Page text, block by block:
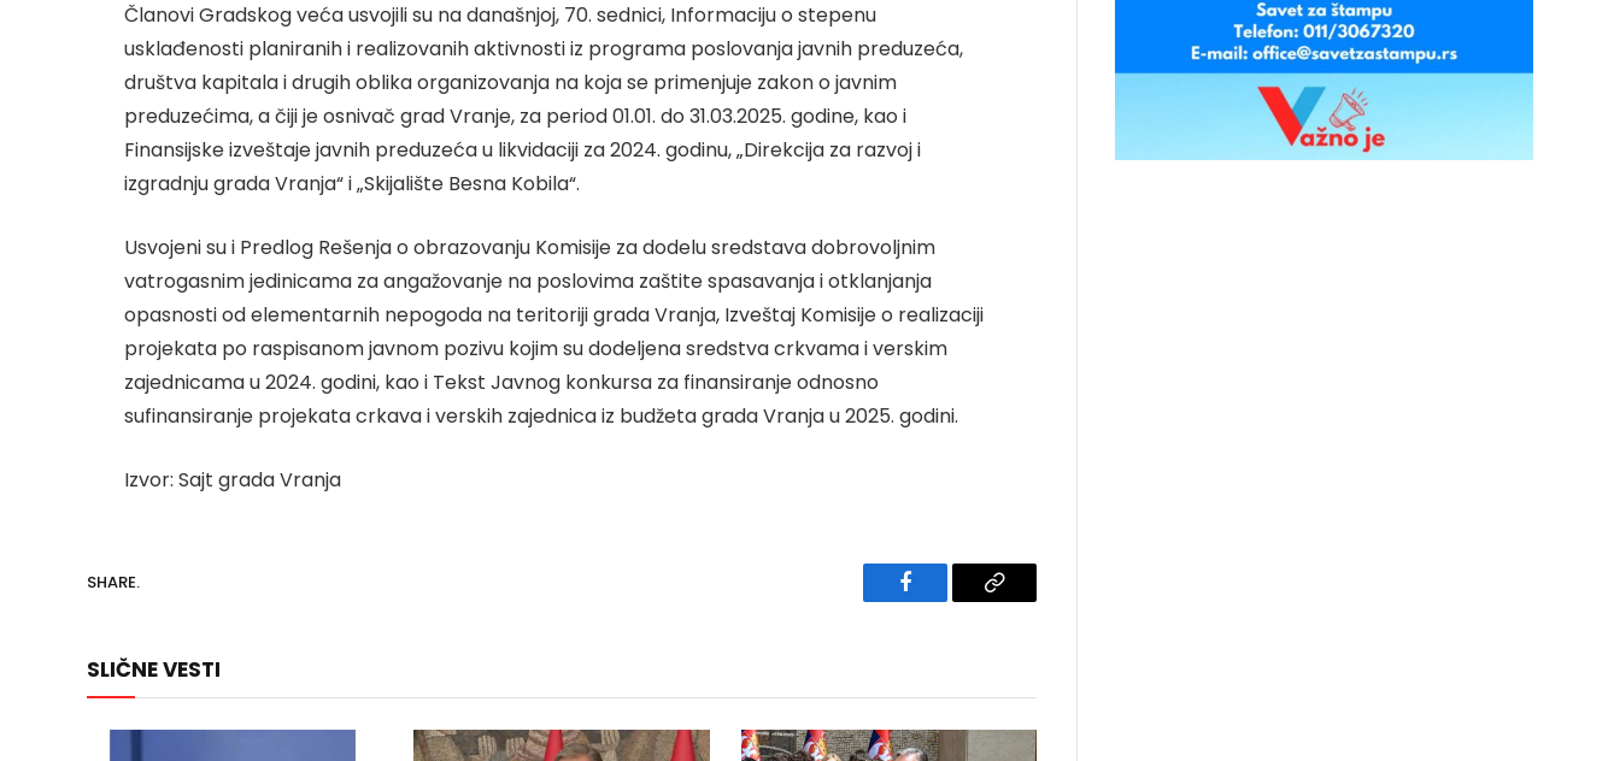
Članovi Gradskog veća usvojili su na današnjoj, 70. sednici, Informaciju o stepenu
usklađenosti planiranih i realizovanih aktivnosti iz programa poslovanja javnih preduzeća,
društva kapitala i drugih oblika organizovanja na koja se primenjuje zakon o javnim
preduzećima, a čiji je osnivač grad Vranje, za period 01.01. do 31.03.2025. godine, kao i
Finansijske izveštaje javnih preduzeća u likvidaciji za 2024. godinu, „Direkcija za razvoj i
izgradnju grada Vranja“ i „Skijalište Besna Kobila“.
Usvojeni su i Predlog Rešenja o obrazovanju Komisije za dodelu sredstava dobrovoljnim
vatrogasnim jedinicama za angažovanje na poslovima zaštite spasavanja i otklanjanja
opasnosti od elementarnih nepogoda na teritoriji grada Vranja, Izveštaj Komisije o realizaciji
projekata po raspisanom javnom pozivu kojim su dodeljena sredstva crkvama i verskim
zajednicama u 2024. godini, kao i Tekst Javnog konkursa za finansiranje odnosno
sufinansiranje projekata crkava i verskih zajednica iz budžeta grada Vranja u 2025. godini.
Izvor: Sajt grada Vranja
SHARE.
Facebook Copy
SLIČNE VESTI